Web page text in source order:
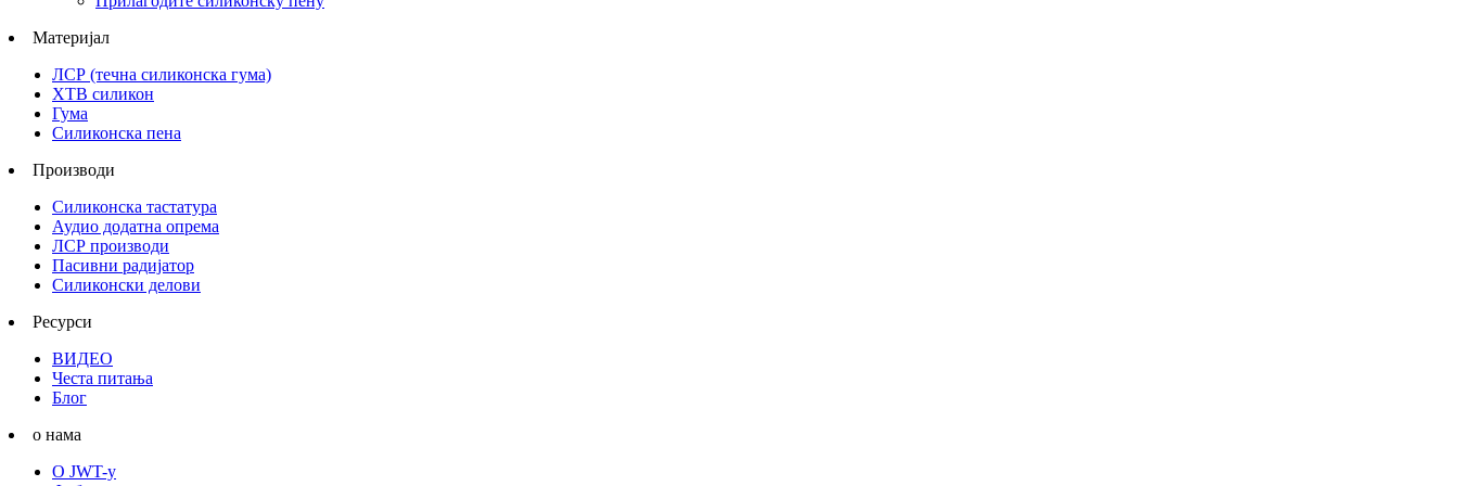
Материјал
ЛСР (течна силиконска гума)
ХТВ силикон
Гума
Силиконска пена
Производи
Силиконска тастатура
Аудио додатна опрема
ЛСР производи
Пасивни радијатор
Силиконски делови
Ресурси
ВИДЕО
Честа питања
Блог
о нама
О JWT-у